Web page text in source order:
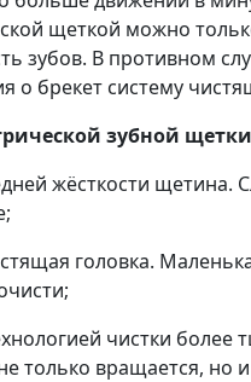
щеткой можно
зубов. В противном
о брекет систему
зубной
жёсткости
головка.
чистки более
только вращается, но